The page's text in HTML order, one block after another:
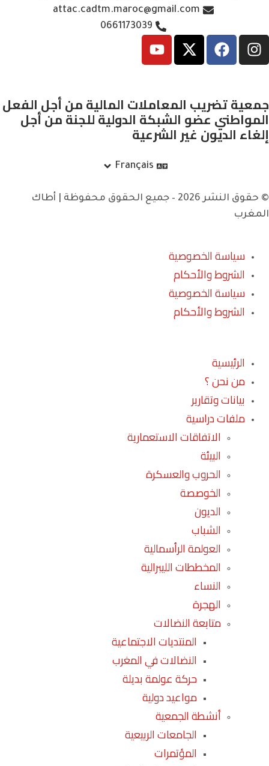
attac.cadtm.maroc@gmail.com
0661173039
جمعية تضريب المعاملات المالية من أجل الفعل
المواطني عضو الشبكة الدولية للجنة من أجل
إلغاء الديون غير الشرعية
Français
© حقوق النشر 2026 – جميع الحقوق محفوظة | أطاك
المغرب
سياسة الخصوصية
الشروط والأحكام
سياسة الخصوصية
الشروط والأحكام
الرئيسية
من نحن ؟
بيانات وتقارير
ملفات دراسية
الاتفاقات الاستعمارية
البيئة
الحروب والعسكرة
الخوصصة
الديون
الشباب
العولمة الرأسمالية
المخططات الليبرالية
النساء
الهجرة
متابعة النضالات
المنتديات الاجتماعية
النضالات في المغرب
حركة عولمة بديلة
مواعيد دولية
أنشطة الجمعية
الجامعات الربيعية
المؤتمرات